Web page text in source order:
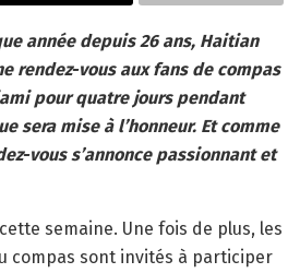
année depuis 26 ans, Haitian
rendez-vous aux fans de compas
pour quatre jours pendant
sera mise à l’honneur. Et comme
vous s’annonce passionnant et
semaine. Une fois de plus, les
compas sont invités à participer